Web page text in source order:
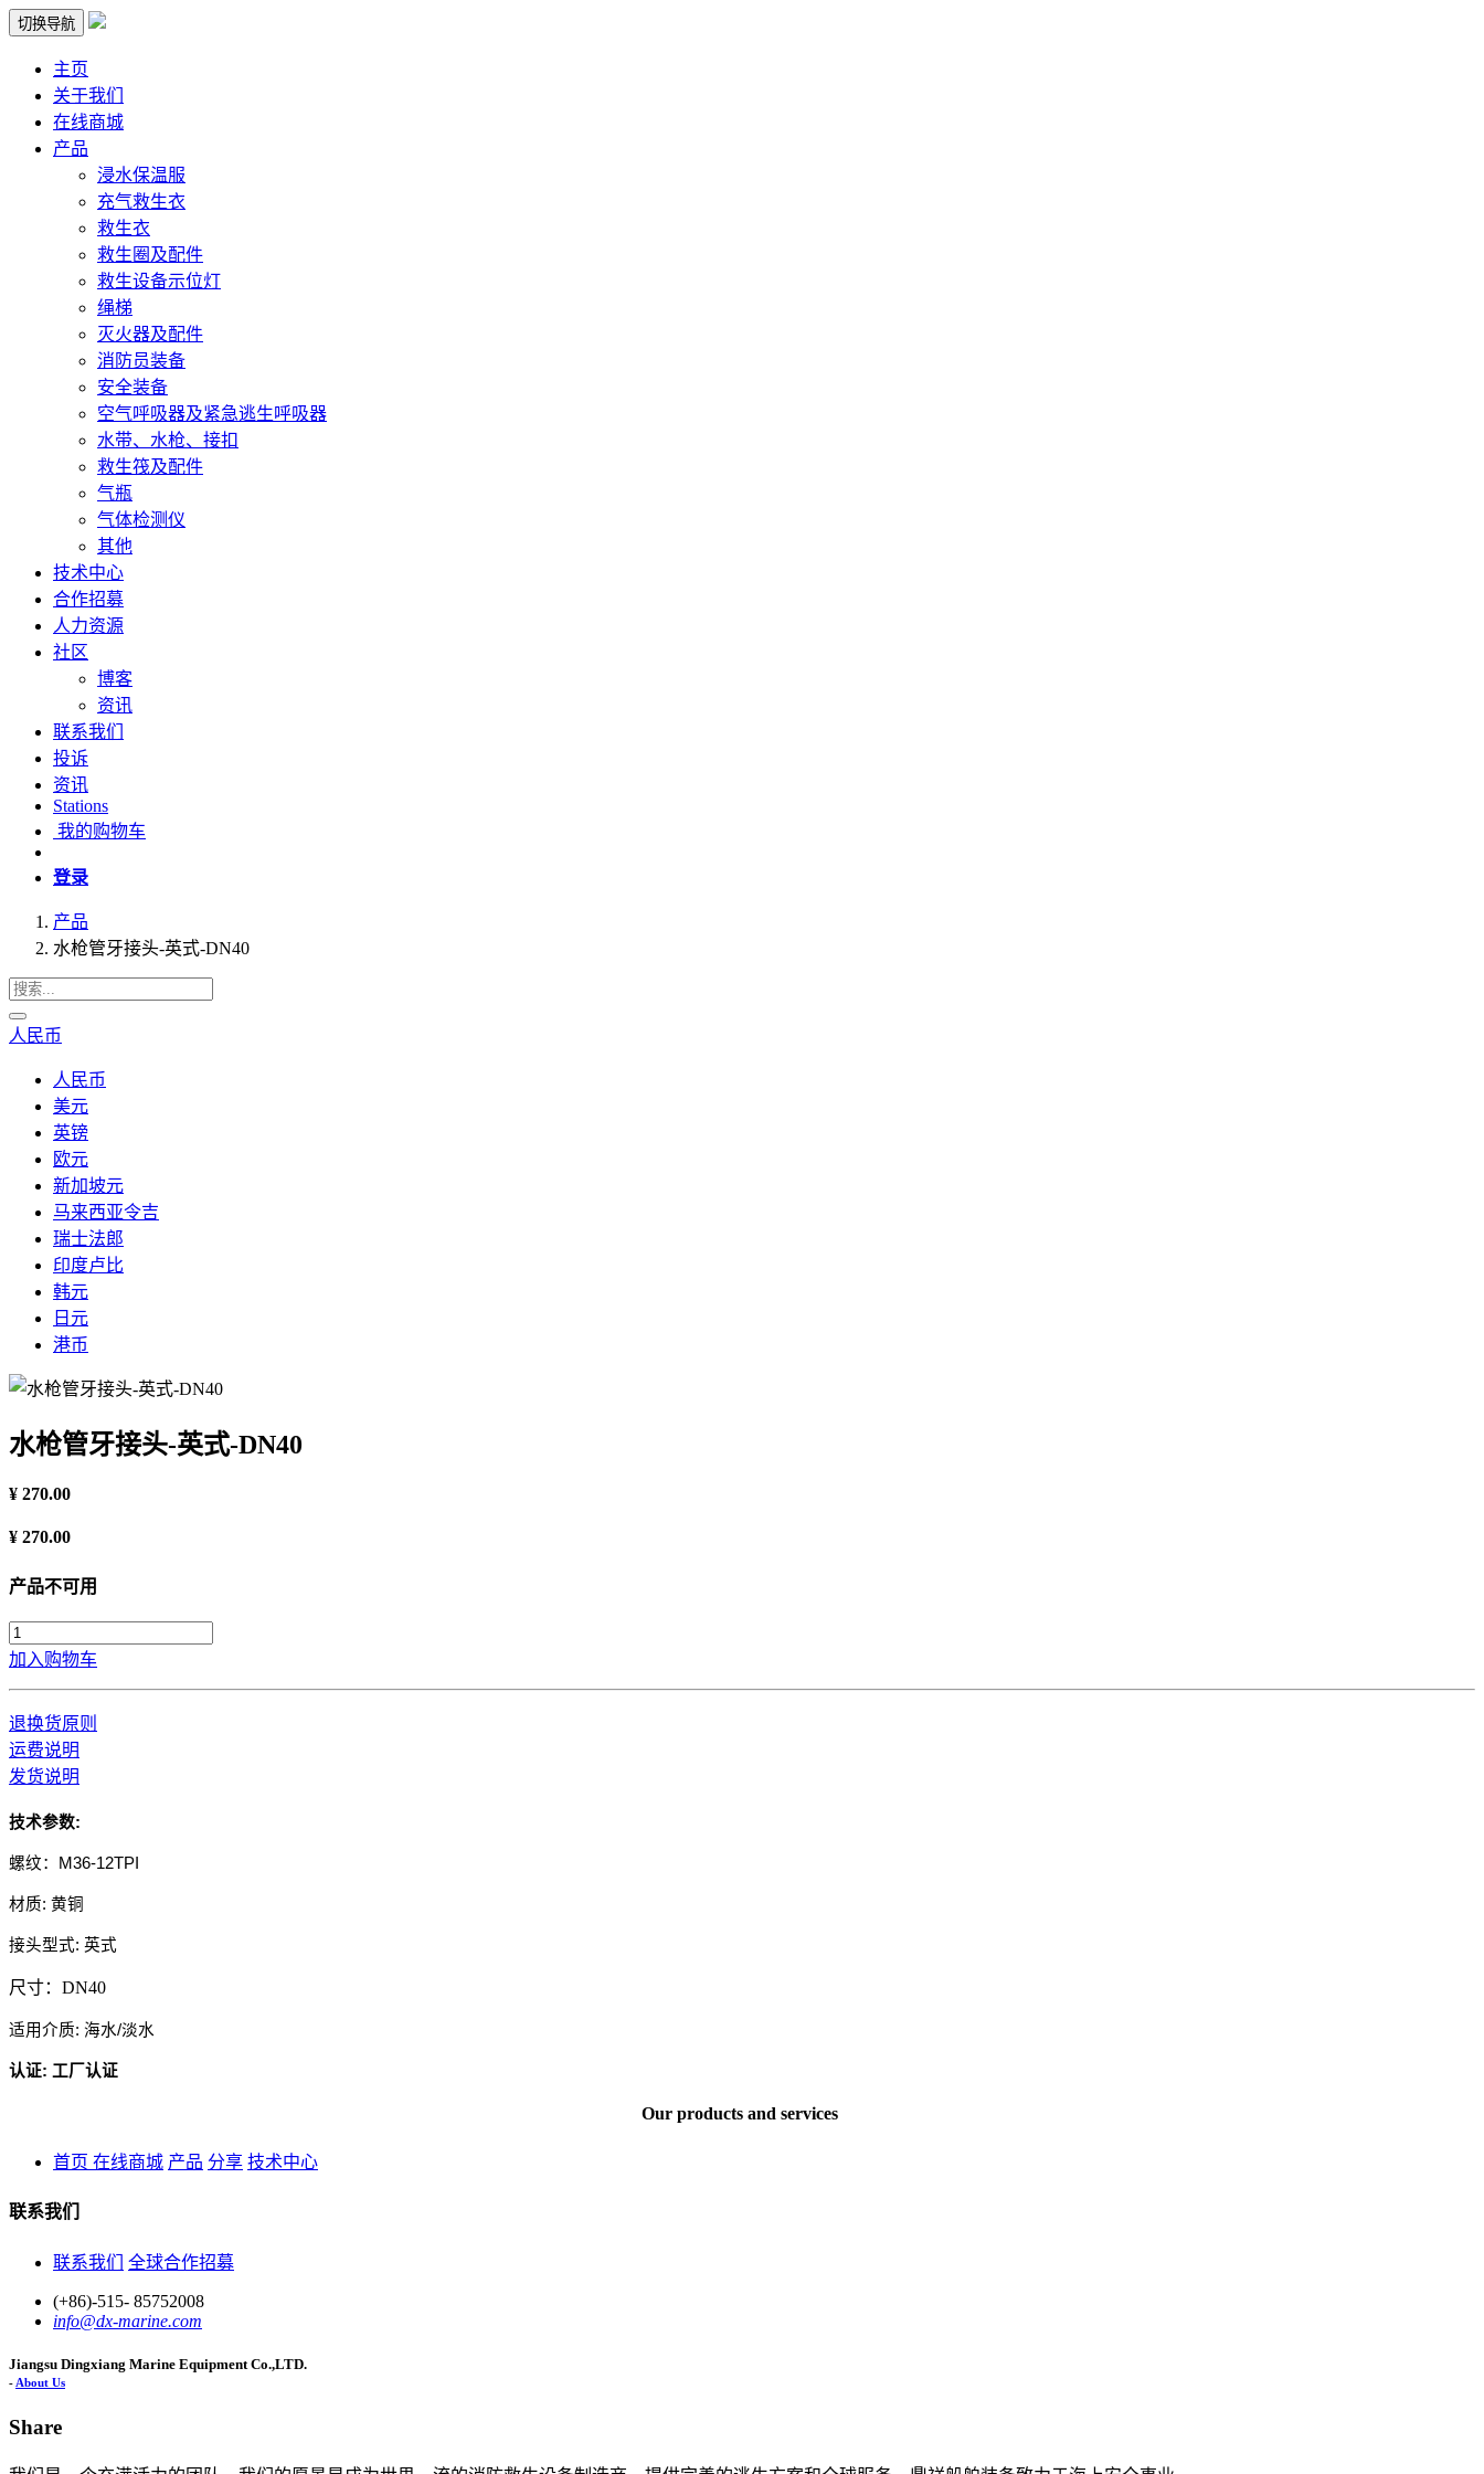
切换导航
主页
关于我们
在线商城
产品
浸水保温服
充气救生衣
救生衣
救生圈及配件
救生设备示位灯
绳梯
灭火器及配件
消防员装备
安全装备
空气呼吸器及紧急逃生呼吸器
水带、水枪、接扣
救生筏及配件
气瓶
气体检测仪
其他
技术中心
合作招募
人力资源
社区
博客
资讯
联系我们
投诉
资讯
Stations
我的购物车
登录
产品
水枪管牙接头-英式-DN40
人民币
人民币
美元
英镑
欧元
新加坡元
马来西亚令吉
瑞士法郎
印度卢比
韩元
日元
港币
水枪管牙接头-英式-DN40
¥ 270.00
¥ 270.00
产品不可用
加入购物车
退换货原则
运费说明
发货说明
技术参数:
螺纹： M36-12TPI
材质: 黄铜
接头型式: 英式
尺寸：DN40
适用介质: 海水/淡水
认证: 工厂认证
Our products and services
首页 在线商城 产品 分享 技术中心
联系我们
联系我们 全球合作招募
(+86)-515- 85752008
info@dx-marine.com
Jiangsu Dingxiang Marine Equipment Co.,LTD.
- About Us
Share